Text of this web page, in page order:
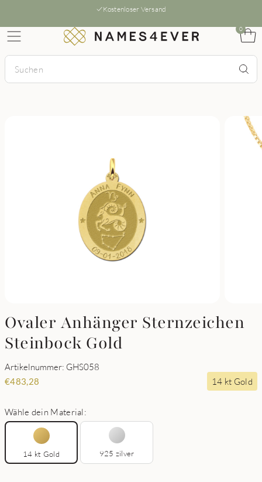
Kostenloser Versand
0
Ovaler Anhänger Sternzeichen
Steinbock Gold
Artikelnummer: GHS058
€483,28 14 kt Gold
Wähle dein Material:
14 kt Gold 925 zilver